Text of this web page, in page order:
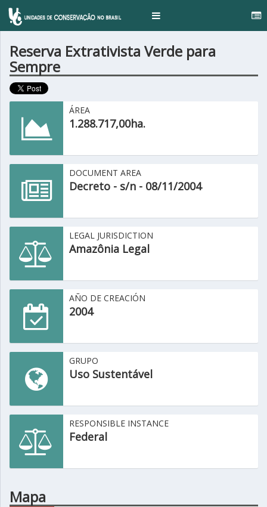
Toggle
Reserva Extrativista Verde para
Sempre
ÁREA
1.288.717,00ha.
DOCUMENT AREA
Decreto - s/n - 08/11/2004
LEGAL JURISDICTION
Amazônia Legal
AÑO DE CREACIÓN
2004
GRUPO
Uso Sustentável
RESPONSIBLE INSTANCE
Federal
Mapa